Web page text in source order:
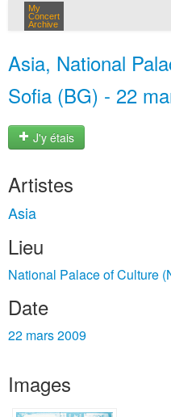
My
Concert
Archive
Asia, National
Sofia (BG) - 22
J'y étais
Artistes
Asia
Lieu
National Palace of Culture
Date
22 mars 2009
Images